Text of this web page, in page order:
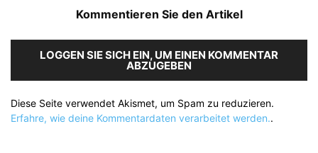
Kommentieren Sie den Artikel
LOGGEN SIE SICH EIN, UM EINEN KOMMENTAR
ABZUGEBEN
Diese Seite verwendet Akismet, um Spam zu reduzieren.
Erfahre, wie deine Kommentardaten verarbeitet werden..